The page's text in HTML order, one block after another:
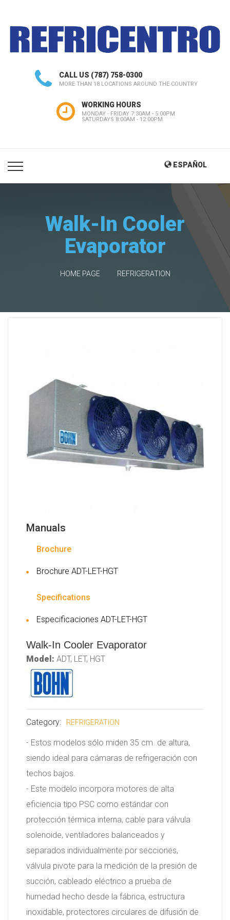
CALL US (787) 758-0300
MORE THAN 18 LOCATIONS AROUND THE COUNTRY
WORKING HOURS
MONDAY - FRIDAY 7:30AM - 5:00PM
SATURDAYS 8:00AM - 12:00PM
ESPAÑOL
Walk-In Cooler
Evaporator
HOME PAGE REFRIGERATION
Manuals
Brochure
Brochure ADT-LET-HGT
Specifications
Especificaciones ADT-LET-HGT
Walk-In Cooler Evaporator
Model: ADT, LET, HGT
Category: REFRIGERATION
- Estos modelos sólo miden 35 cm. de altura,
siendo ideal para cámaras de refrigeración con
techos bajos.
- Este modelo incorpora motores de alta
eficiencia tipo PSC como estándar con
protección térmica interna, cable para válvula
solenoide, ventiladores balanceados y
separados individualmente por secciones,
válvula pivote para la medición de la presión de
succión, cableado eléctrico a prueba de
humedad hecho desde la fábrica, estructura
inoxidable, protectores circulares de difusión de